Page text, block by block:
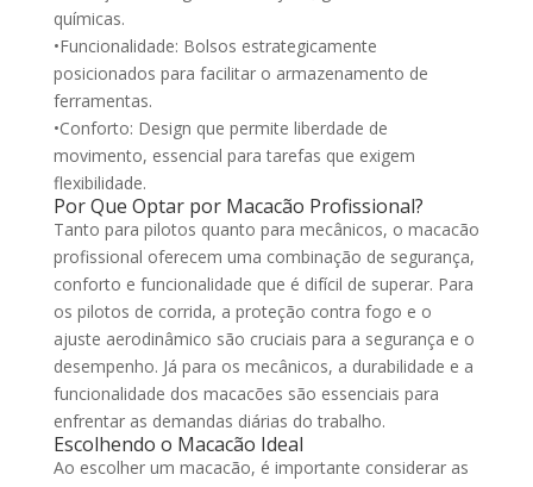
químicas.
•Funcionalidade: Bolsos estrategicamente
posicionados para facilitar o armazenamento de
ferramentas.
•Conforto: Design que permite liberdade de
movimento, essencial para tarefas que exigem
flexibilidade.
Por Que Optar por Macacão Profissional?
Tanto para pilotos quanto para mecânicos, o macacão
profissional oferecem uma combinação de segurança,
conforto e funcionalidade que é difícil de superar. Para
os pilotos de corrida, a proteção contra fogo e o
ajuste aerodinâmico são cruciais para a segurança e o
desempenho. Já para os mecânicos, a durabilidade e a
funcionalidade dos macacões são essenciais para
enfrentar as demandas diárias do trabalho.
Escolhendo o Macacão Ideal
Ao escolher um macacão, é importante considerar as